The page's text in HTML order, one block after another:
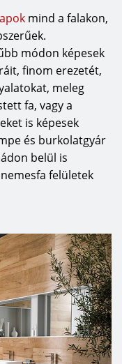
mind a falakon,
módon képesek
finom erezetét,
meleg
fa, vagy a
is képesek
és burkolatgyár
belül is
felületek